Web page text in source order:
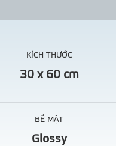
KÍCH THƯỚC
30 x 60 cm
BỀ MẶT
Glossy